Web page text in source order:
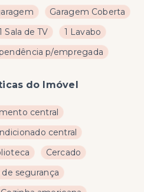
Garagem Coberta
Sala de TV
1 Lavabo
p/empregada
do Imóvel
central
central
Cercado
segurança